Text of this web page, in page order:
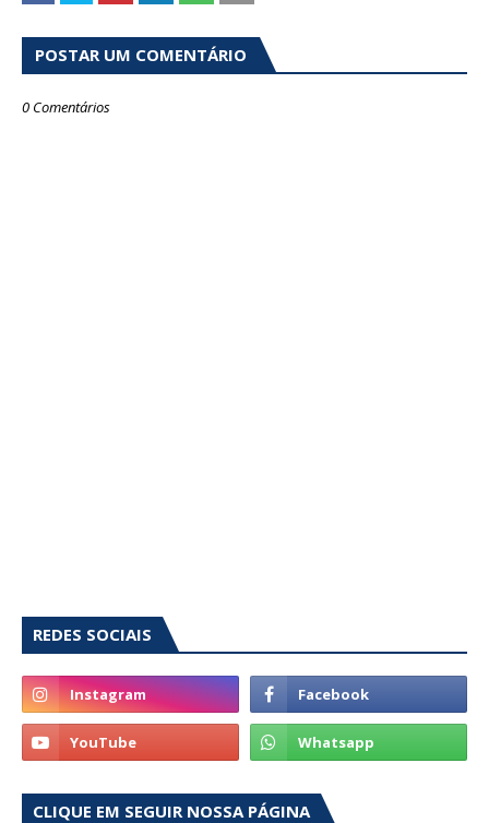
POSTAR UM COMENTÁRIO
0 Comentários
REDES SOCIAIS
CLIQUE EM SEGUIR NOSSA PÁGINA